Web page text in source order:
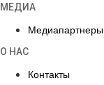
МЕДИА
Медиапартнеры
О НАС
Контакты